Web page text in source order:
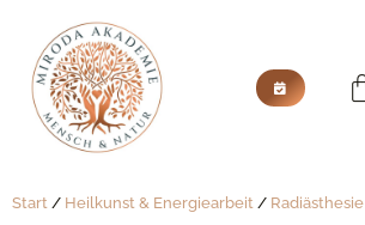
Start / Heilkunst & Energiearbeit / Radiästhesie